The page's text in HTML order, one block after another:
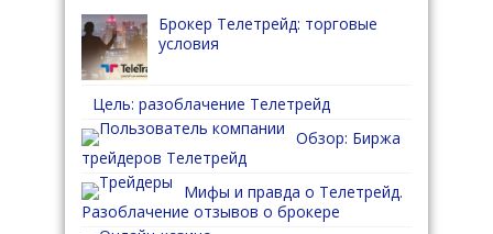
Брокер Телетрейд: торговые
условия
Цель: разоблачение Телетрейд
Обзор: Биржа
трейдеров Телетрейд
Мифы и правда о Телетрейд.
Разоблачение отзывов о брокере